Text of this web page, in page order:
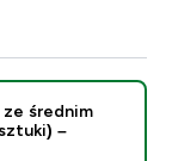
średnim
–